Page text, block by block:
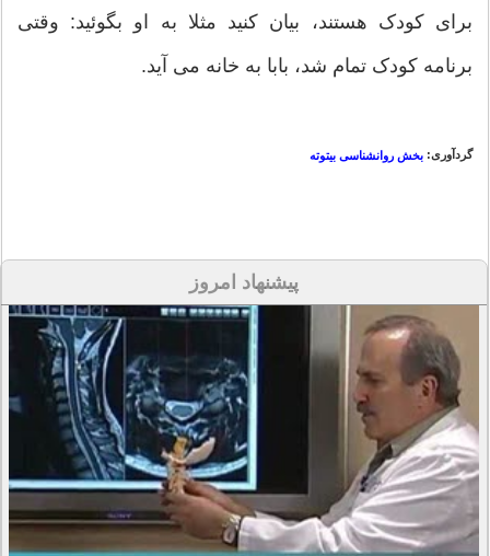
برای کودک هستند، بیان کنید مثلا به او بگوئید: وقتی
برنامه کودک تمام شد، بابا به خانه می آید.
گردآوری: بخش روانشناسی بیتوته
پیشنهاد امروز